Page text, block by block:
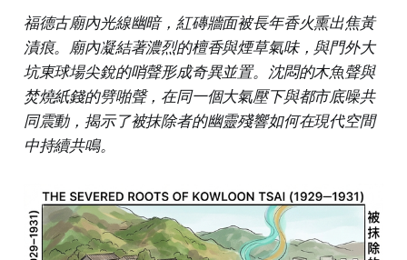
福德古廟內光線幽暗，紅磚牆面被長年香火熏出焦黃
漬痕。廟內凝結著濃烈的檀香與煙草氣味，與門外大
坑東球場尖銳的哨聲形成奇異並置。沈悶的木魚聲與
焚燒紙錢的劈啪聲，在同一個大氣壓下與都市底噪共
同震動，揭示了被抹除者的幽靈殘響如何在現代空間
中持續共鳴。